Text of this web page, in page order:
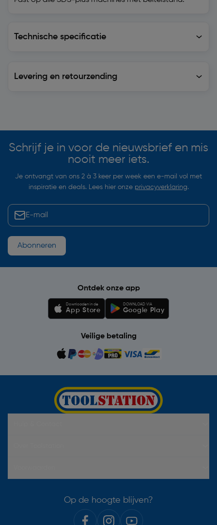
Technische specificatie
Levering en retourzending
Schrijf je in voor de nieuwsbrief en mis
nooit meer iets.
Je ontvangt van ons 2 à 3 keer per week een e-mail vol met
inspiratie en deals. Lees hier onze privacyverklaring.
Abonneren
Ontdek onze app
Downloaden in de
App Store
DOWNLOAD VIA
Google Play
Veilige betaling
Op de hoogte blijven?